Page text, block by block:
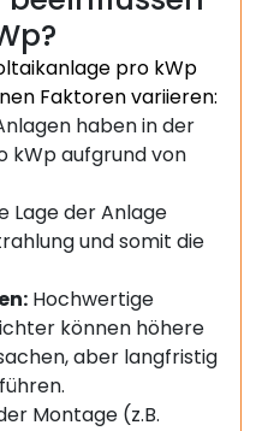
pro kWp
Faktoren variieren:
haben in der
kWp aufgrund von
Lage der Anlage
und somit die
Hochwertige
können höhere
aber langfristig
Montage (z.B.